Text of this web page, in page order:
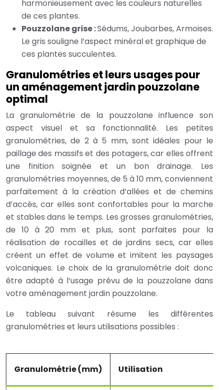
harmonieusement avec les couleurs naturelles
de ces plantes.
Pouzzolane grise :Sédums, Joubarbes, Armoises.
Le gris souligne l’aspect minéral et graphique de
ces plantes succulentes.
Granulométries et leurs usages pour
un aménagement jardin pouzzolane
optimal
La granulométrie de la pouzzolane influence son
aspect visuel et sa fonctionnalité. Les petites
granulométries, de 2 à 5 mm, sont idéales pour le
paillage des massifs et des potagers, car elles offrent
une finition soignée et un bon drainage. Les
granulométries moyennes, de 5 à 10 mm, conviennent
parfaitement à la création d’allées et de chemins
d’accès, car elles sont confortables pour la marche
et stables dans le temps. Les grosses granulométries,
de 10 à 20 mm et plus, sont parfaites pour la
réalisation de rocailles et de jardins secs, car elles
créent un effet de volume et imitent les paysages
volcaniques. Le choix de la granulométrie doit donc
être adapté à l’usage prévu de la pouzzolane dans
votre aménagement jardin pouzzolane.
Le tableau suivant résume les différentes
granulométries et leurs utilisations possibles :
Granulométrie (mm) Utilisation